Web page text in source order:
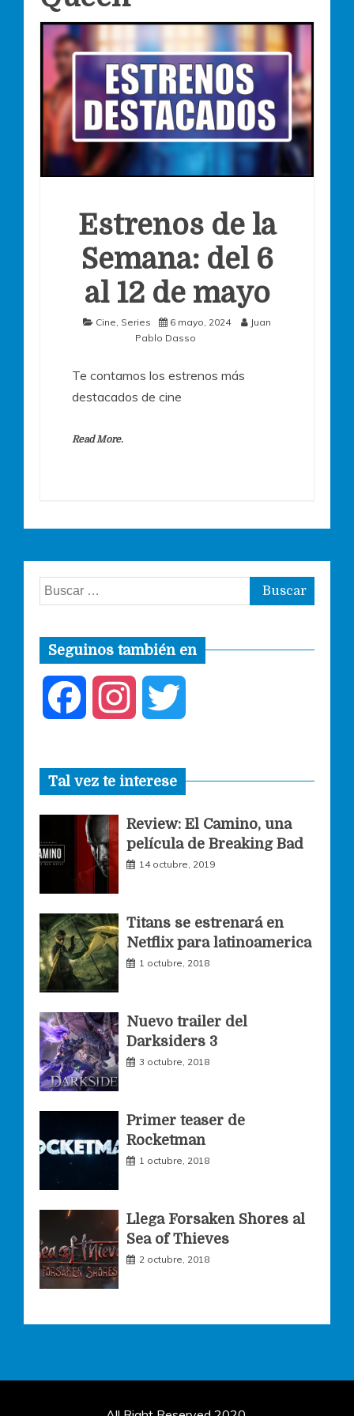
Estrenos de la
Semana: del 6
al 12 de mayo
Cine Series 6 mayo, 2024
Juan
Pablo Dasso
Te contamos los estrenos más
destacados de cine
Read More.
Buscar:
Seguinos también en
c
e
b
o
o
s
t
a
g
m
i
t
t
r
Tal vez te interese
Review: El Camino, una
película de Breaking Bad
14 octubre, 2019
Titans se estrenará en
Netflix para latinoamerica
1 octubre, 2018
Nuevo trailer del
Darksiders 3
3 octubre, 2018
Primer teaser de
Rocketman
1 octubre, 2018
Llega Forsaken Shores al
Sea of Thieves
2 octubre, 2018